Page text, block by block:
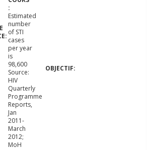
Estimated
number
of STI
cases
per year
is
98,600
Source:
HIV
Quarterly
Programme
Reports,
Jan
2011-
March
2012;
MoH